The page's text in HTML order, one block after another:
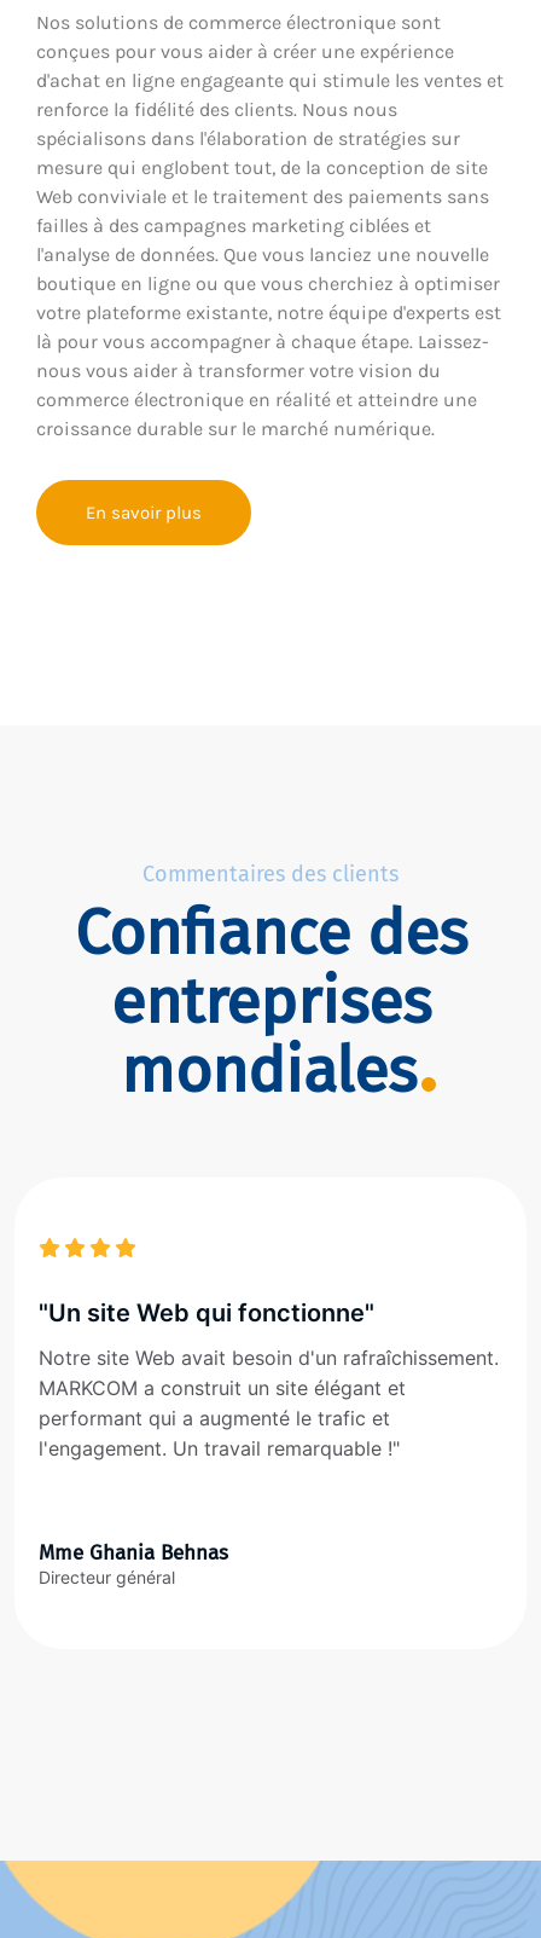
Nos solutions de commerce électronique sont
conçues pour vous aider à créer une expérience
d'achat en ligne engageante qui stimule les ventes et
renforce la fidélité des clients. Nous nous
spécialisons dans l'élaboration de stratégies sur
mesure qui englobent tout, de la conception de site
Web conviviale et le traitement des paiements sans
failles à des campagnes marketing ciblées et
l'analyse de données. Que vous lanciez une nouvelle
boutique en ligne ou que vous cherchiez à optimiser
votre plateforme existante, notre équipe d'experts est
là pour vous accompagner à chaque étape. Laissez-
nous vous aider à transformer votre vision du
commerce électronique en réalité et atteindre une
croissance durable sur le marché numérique.
En savoir plus
Commentaires des clients
Confiance des
entreprises
mondiales
"Un site Web qui fonctionne"
Notre site Web avait besoin d'un rafraîchissement.
MARKCOM a construit un site élégant et
performant qui a augmenté le trafic et
l'engagement. Un travail remarquable !"
Mme Ghania Behnas
Directeur général